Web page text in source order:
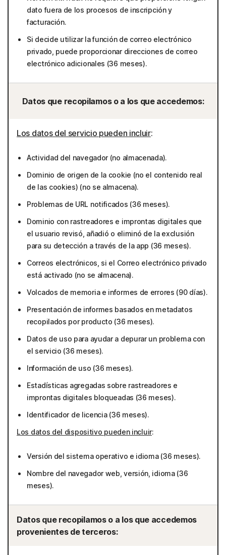
dato fuera de los procesos de inscripción y
facturación.
Si decide utilizar la función de correo electrónico
privado, puede proporcionar direcciones de correo
electrónico adicionales (36 meses).
Datos que recopilamos o a los que accedemos:
Los datos del servicio pueden incluir:
Actividad del navegador (no almacenada).
Dominio de origen de la cookie (no el contenido real
de las cookies) (no se almacena).
Problemas de URL notificados (36 meses).
Dominio con rastreadores e improntas digitales que
el usuario revisó, añadió o eliminó de la exclusión
para su detección a través de la app (36 meses).
Correos electrónicos, si el Correo electrónico privado
está activado (no se almacena).
Volcados de memoria e informes de errores (90 días).
Presentación de informes basados en metadatos
recopilados por producto (36 meses).
Datos de uso para ayudar a depurar un problema con
el servicio (36 meses).
Información de uso (36 meses).
Estadísticas agregadas sobre rastreadores e
improntas digitales bloqueadas (36 meses).
Identificador de licencia (36 meses).
Los datos del dispositivo pueden incluir:
Versión del sistema operativo e idioma (36 meses).
Nombre del navegador web, versión, idioma (36
meses).
Datos que recopilamos o a los que accedemos
provenientes de terceros: